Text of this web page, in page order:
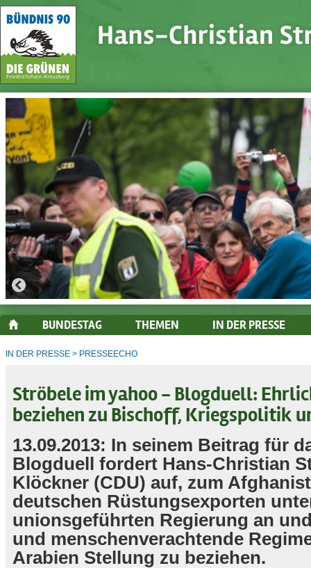
BUNDESTAG THEMEN IN DER PRESSE
IN DER PRESSE > PRESSEECHO
Ströbele im yahoo - Blogduell:
beziehen zu Bischoff, Kriegspolitik
13.09.2013: In seinem Beitrag für
Blogduell fordert Hans-Christian
Klöckner (CDU) auf, zum
deutschen Rüstungsexporten
unionsgeführten Regierung an
und menschenverachtende
Arabien Stellung zu beziehen.